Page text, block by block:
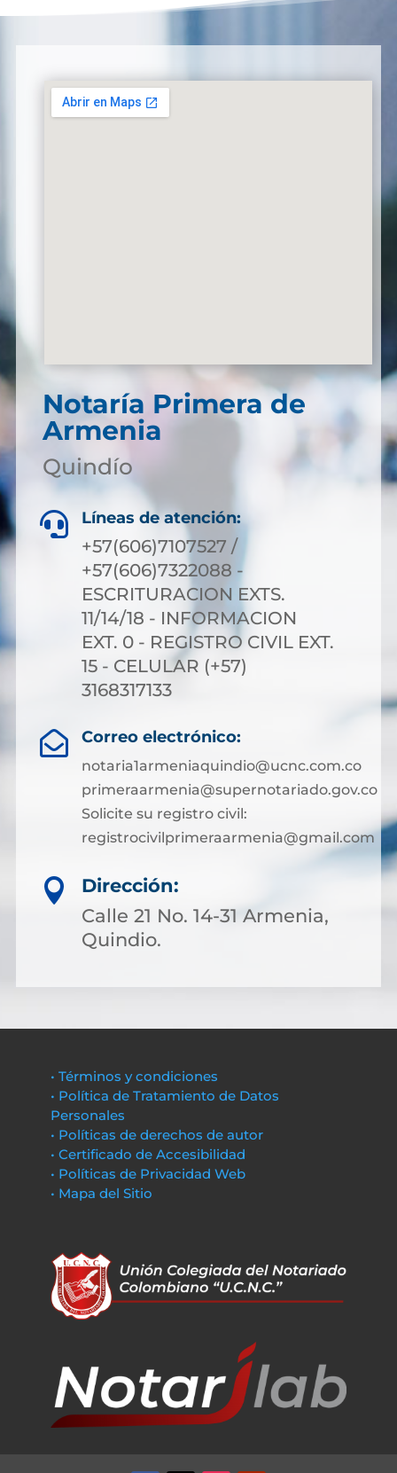
Notaría Primera de
Armenia
Quindío
 Líneas de atención:
+57(606)7107527 /
+57(606)7322088 -
ESCRITURACION EXTS.
11/14/18 - INFORMACION
EXT. 0 - REGISTRO CIVIL EXT.
15 - CELULAR (+57)
3168317133
 Correo electrónico:
notaria1armeniaquindio@ucnc.com.co
primeraarmenia@supernotariado.gov.co
Solicite su registro civil:
registrocivilprimeraarmenia@gmail.com

Dirección:
Calle 21 No. 14-31 Armenia,
Quindio.
• Términos y condiciones
• Política de Tratamiento de Datos
Personales
• Políticas de derechos de autor
• Certificado de Accesibilidad
• Políticas de Privacidad Web
• Mapa del Sitio